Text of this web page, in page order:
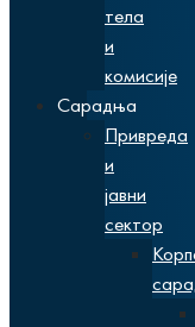
тела
и
комисије
Сарадња
Привреда
и
јавни
сектор